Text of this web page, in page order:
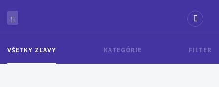
VŠETKY ZĽAVY KATEGÓRIE FILTER